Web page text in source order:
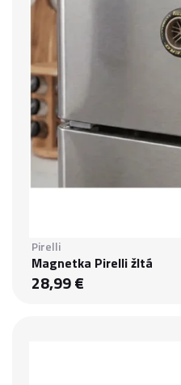
Pirelli
Magnetka Pirelli žltá
28,99 €